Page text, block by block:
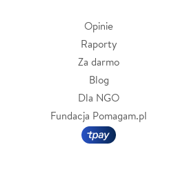
Opinie
Raporty
Za darmo
Blog
Dla NGO
Fundacja Pomagam.pl